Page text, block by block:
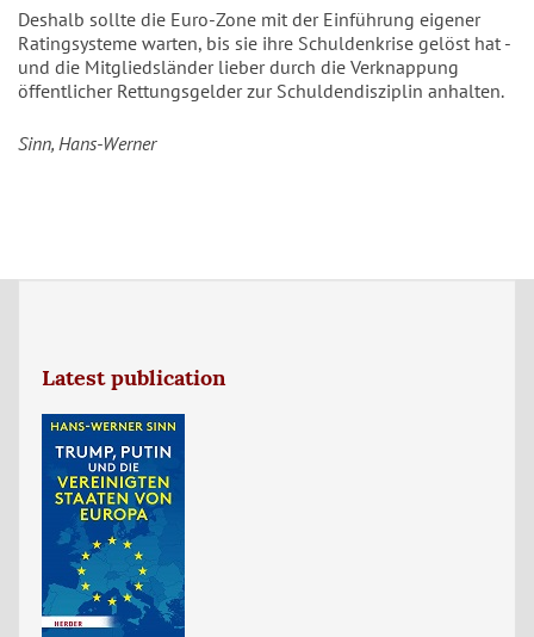
Deshalb sollte die Euro-Zone mit der Einführung eigener
Ratingsysteme warten, bis sie ihre Schuldenkrise gelöst hat -
und die Mitgliedsländer lieber durch die Verknappung
öffentlicher Rettungsgelder zur Schuldendisziplin anhalten.
Sinn, Hans-Werner
Latest publication